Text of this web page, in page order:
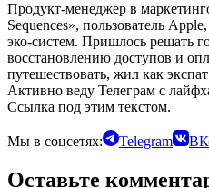
Продукт-менеджер в
Sequences», пользователь
эко-систем. Пришлось решать
восстановлению доступов и
путешествовать, жил как
Активно веду Телеграм с
Ссылка под этим текстом.
Мы в соцсетях: Telegram
Оставьте